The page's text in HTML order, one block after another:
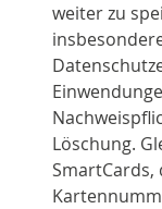
weiter zu
Löschung.